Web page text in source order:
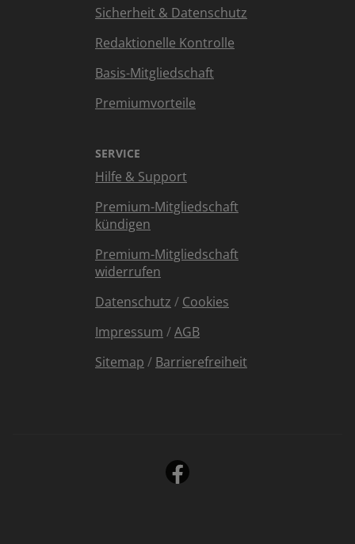
Sicherheit & Datenschutz
Redaktionelle Kontrolle
Basis-Mitgliedschaft
Premiumvorteile
SERVICE
Hilfe & Support
Premium-Mitgliedschaft
kündigen
Premium-Mitgliedschaft
widerrufen
Datenschutz / Cookies
Impressum /AGB
Sitemap / Barrierefreiheit